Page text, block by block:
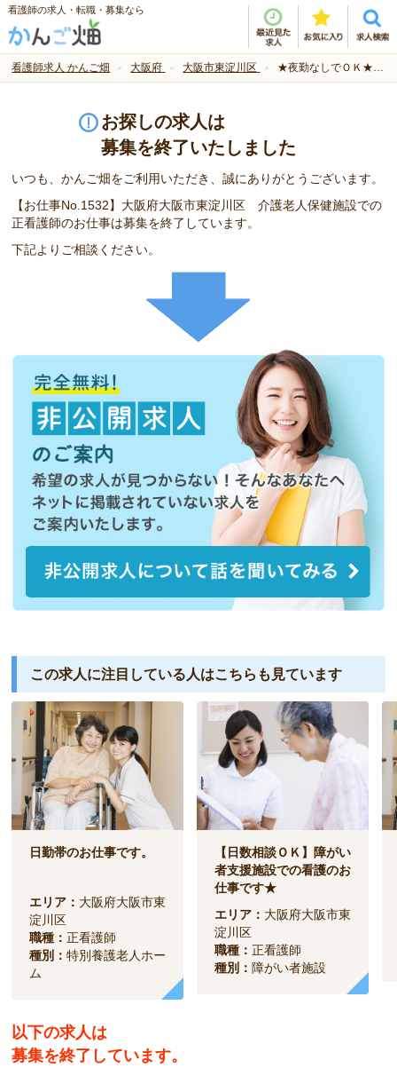
看護師の求人・転職・募集なら
看護師求人 かんご畑 大阪府 大阪市東淀川区 ★夜勤なしでＯＫ★大手法人求人
お探しの求人は
募集を終了いたしました
いつも、かんご畑をご利用いただき、誠にありがとうございます。
【お仕事No.1532】大阪府大阪市東淀川区 介護老人保健施設での
正看護師のお仕事は募集を終了しています。
下記よりご相談ください。
この求人に注目している人はこちらも見ています
日勤帯のお仕事です。
エリア： 大阪府大阪市東
淀川区
職種：正看護師
種別：特別養護老人ホー
ム
【日数相談ＯＫ】障がい
者支援施設での看護のお
仕事です★
エリア： 大阪府大阪市東
淀川区
職種：正看護師
種別： 障がい者施設
以下の求人は
募集を終了しています。